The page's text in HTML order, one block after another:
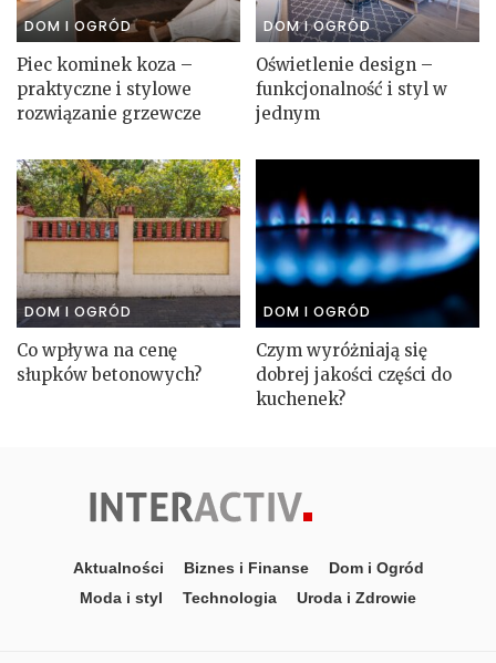
DOM I OGRÓD
Piec kominek koza –
praktyczne i stylowe
rozwiązanie grzewcze
DOM I OGRÓD
Oświetlenie design –
funkcjonalność i styl w
jednym
DOM I OGRÓD
Co wpływa na cenę
słupków betonowych?
DOM I OGRÓD
Czym wyróżniają się
dobrej jakości części do
kuchenek?
Aktualności Biznes i Finanse
Dom i Ogród
Moda i styl
Technologia Uroda i Zdrowie